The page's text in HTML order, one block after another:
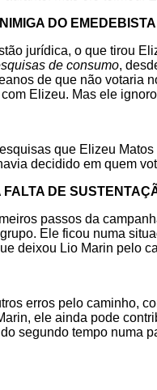
DO EMEDEBISTA
jurídica, o que tirou
de consumo,
de que não votaria
Elizeu. Mas ele
que Elizeu
decidido em quem
FALTA DE
passos da
Ele ficou numa
deixou Lio Marin pelo
erros pelo caminho,
ele ainda pode
segundo tempo numa